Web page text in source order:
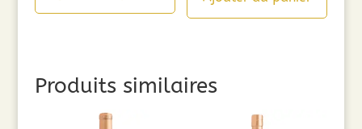
Produits similaires